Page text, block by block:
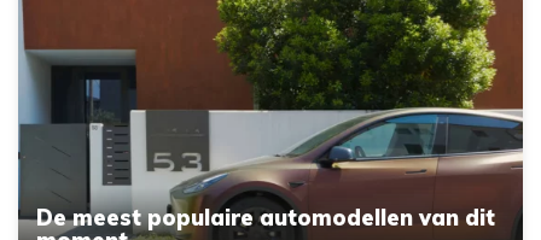
De meest populaire automodellen van dit